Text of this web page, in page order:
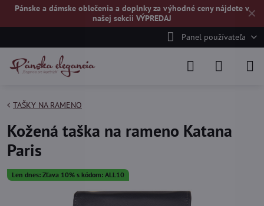
✕
Pánske a dámske oblečenia a doplnky za výhodné ceny nájdete v
našej sekcii VÝPREDAJ
Panel používateľa
Len dnes: Zľava 10% s kódom: ALL10
TAŠKY NA RAMENO
Kožená taška na rameno Katana
Paris